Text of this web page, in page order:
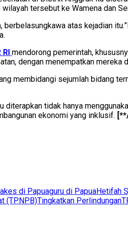
tersebut ke Wamena dan
berbelasungkawa atas kejadian
RI mendorong pemerintah,
dengan menempatkan
membidangi sejumlah bidang
diterapkan tidak hanya
ekonomi yang inklusif.
di Papuaguru di PapuaHetifah
(TPNPB)Tingkatkan Perlindungan